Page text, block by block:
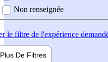
Non renseignée
le filtre de l'expérience
Plus De Filtres